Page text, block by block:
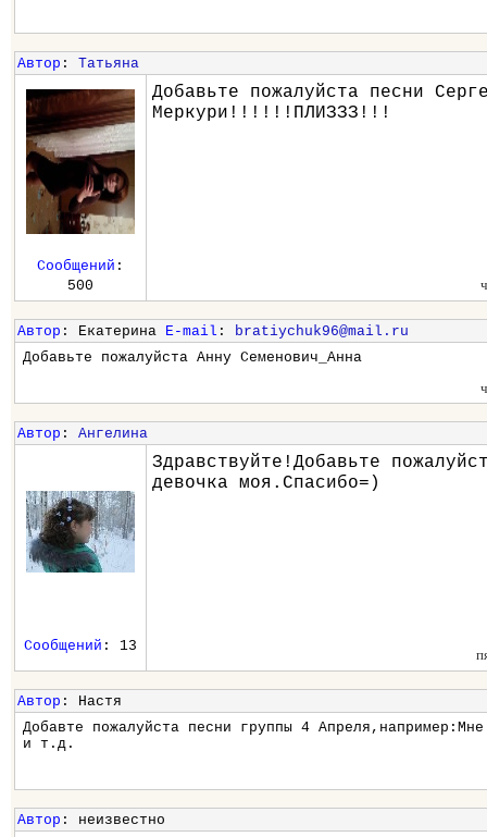
Автор : Татьяна
Добавьте пожалуйста песни
Меркури!!!!!!ПЛИЗЗЗ!!!
Сообщений :
500
Автор : Екатерина E-mail : bratiychuk96@mail.ru
Добавьте пожалуйста Анну Семенович_Анна
Автор : Ангелина
Здравствуйте!Добавьте
девочка моя.Спасибо=)
Сообщений : 13
Автор : Настя
Добавте пожалуйста песни группы 4
и т.д.
Автор : неизвестно